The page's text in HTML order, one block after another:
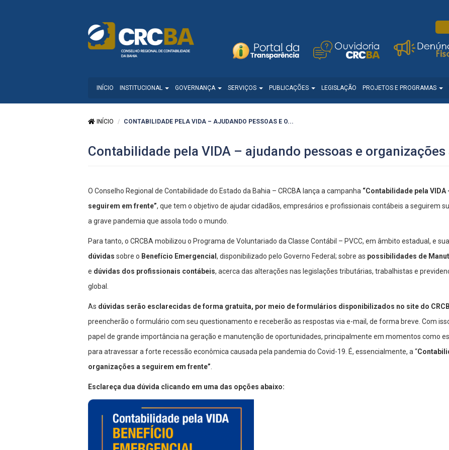
INÍCIO INSTITUCIONAL GOVERNANÇA SERVIÇOS PUBLICAÇÕES LEGISLAÇÃO PROJETOS E PROGRAMAS
INÍCIO CONTABILIDADE PELA VIDA – AJUDANDO PESSOAS E O...
Contabilidade pela VIDA – ajudando pessoas e
O Conselho Regional de Contabilidade do Estado da Bahia – CRCBA lança a campanha “Contabilidade pela
seguirem em frente”, que tem o objetivo de ajudar cidadãos, empresários e profissionais contábeis a seguirem
a grave pandemia que assola todo o mundo.
Para tanto, o CRCBA mobilizou o Programa de Voluntariado da Classe Contábil – PVCC, em âmbito estadual, e
dúvidas sobre o Benefício Emergencial , disponibilizado pelo Governo Federal; sobre as possibilidades de
e dúvidas dos profissionais contábeis, acerca das alterações nas legislações tributárias, trabalhistas e
global.
As dúvidas serão esclarecidas de forma gratuita, por meio de formulários disponibilizados no site do
preencherão o formulário com seu questionamento e receberão as respostas via e-mail, de forma breve. Com
papel de grande importância na geração e manutenção de oportunidades, principalmente em momentos como
para atravessar a forte recessão econômica causada pela pandemia do Covid-19. É, essencialmente, a “
organizações a seguirem em frente”
Esclareça dua dúvida clicando em uma das opções abaixo: